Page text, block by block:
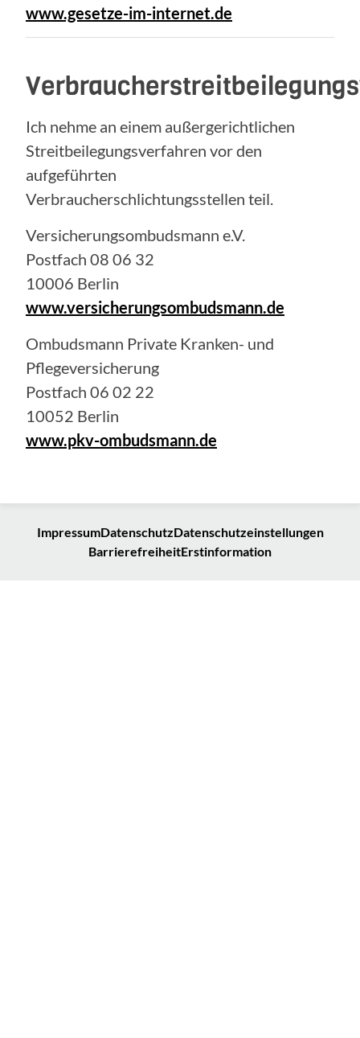
www.gesetze-im-internet.de
Ich nehme an einem außergerichtlichen
Streitbeilegungsverfahren vor den
aufgeführten
Verbraucherschlichtungsstellen teil.
Versicherungsombudsmann e.V.
Postfach 08 06 32
10006 Berlin
www.versicherungsombudsmann.de
Ombudsmann Private Kranken- und
Pflegeversicherung
Postfach 06 02 22
10052 Berlin
www.pkv-ombudsmann.de
ImpressumDatenschutzDatenschutzeinstellungen
BarrierefreiheitErstinformation